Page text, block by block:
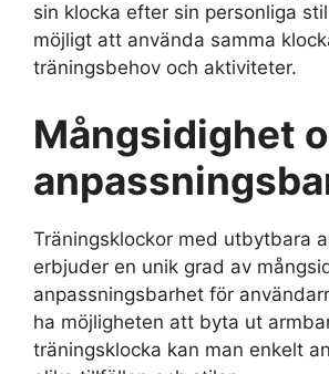
sin klocka efter sin personliga
möjligt att använda samma
träningsbehov och aktiviteter.
Mångsidighet
Träningsklockor med utbytbara
erbjuder en unik grad av
anpassningsbarhet för
ha möjligheten att byta ut
träningsklocka kan man enkelt